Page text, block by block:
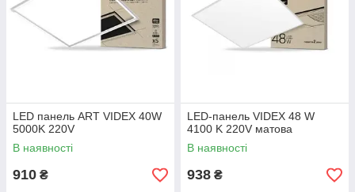
LED панель ART VIDEX 40W
5000K 220V
В наявності
910 ₴
LED-панель VIDEX 48 W
4100 K 220V матова
В наявності
938 ₴